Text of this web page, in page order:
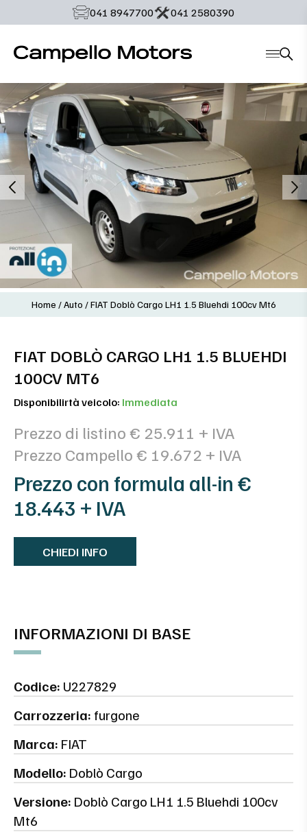
‭041 8947700‬ ‭041 2580390‬
Home /Auto /FIAT Doblò Cargo LH1 1.5 Bluehdi 100cv Mt6
FIAT DOBLÒ CARGO LH1 1.5 BLUEHDI
100CV MT6
Disponibilirtà veicolo: Immediata
Prezzo di listino € 25.911 + IVA
Prezzo Campello € 19.672 + IVA
Prezzo con formula all-in €
18.443 + IVA
CHIEDI INFO
INFORMAZIONI DI BASE
Codice: U227829
Carrozzeria: furgone
Marca: FIAT
Modello: Doblò Cargo
Versione: Doblò Cargo LH1 1.5 Bluehdi 100cv
Mt6